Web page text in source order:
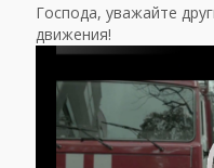
Господа, уважайте
движения!